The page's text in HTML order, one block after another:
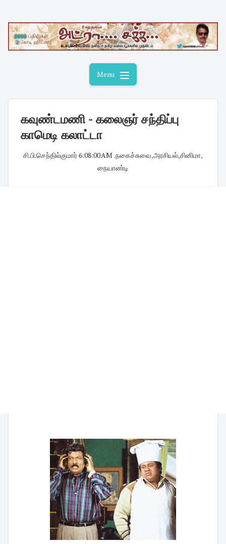
content
Menu
கவுண்டமணி - கலைஞர் சந்திப்பு
காமெடி கலாட்டா
சி.பி.செந்தில்குமார்6:08:00 AM .நகைச்சுவை,அரசியல்,சினிமா,
நையாண்டி